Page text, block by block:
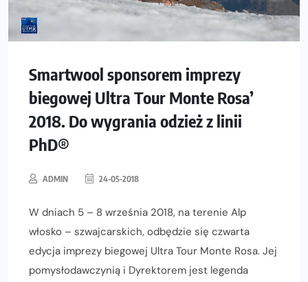
Smartwool sponsorem imprezy
biegowej Ultra Tour Monte Rosa’
2018. Do wygrania odzież z linii
PhD®
ADMIN 24-05-2018
W dniach 5 – 8 września 2018, na terenie Alp
włosko – szwajcarskich, odbędzie się czwarta
edycja imprezy biegowej Ultra Tour Monte Rosa. Jej
pomysłodawczynią i Dyrektorem jest legenda